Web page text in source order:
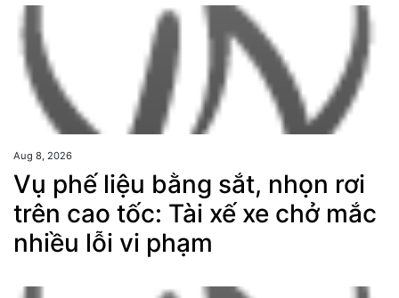
Aug 8, 2026
Vụ phế liệu bằng sắt, nhọn rơi
trên cao tốc: Tài xế xe chở mắc
nhiều lỗi vi phạm